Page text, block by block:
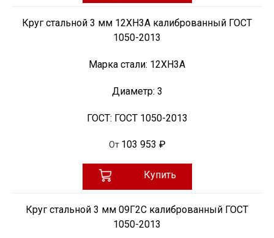
Круг стальной 3 мм 12ХН3А калиброванный ГОСТ
1050-2013
Марка стали: 12ХН3А
Диаметр: 3
ГОСТ: ГОСТ 1050-2013
От 103 953 ₽
Купить
Круг стальной 3 мм 09Г2С калиброванный ГОСТ
1050-2013